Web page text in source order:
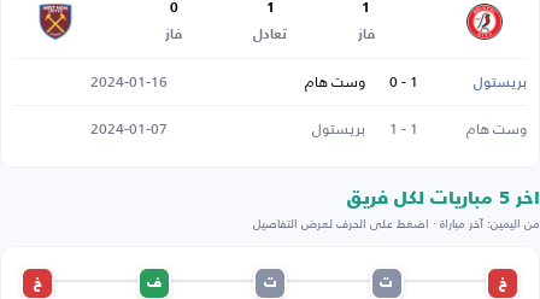
1
فاز
1
تعادل
0
فاز
بريستول 1 - 0 وست هام
2024-01-16
وست هام
1 - 1 بريستول 2024-01-07
اخر 5 مباريات لكل فريق
من اليمين: آخر مباراة · اضغط على الحرف لعرض التفاصيل
خ ت ت ف خ